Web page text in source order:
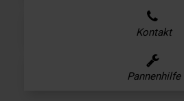
Kontakt
Pannenhilfe